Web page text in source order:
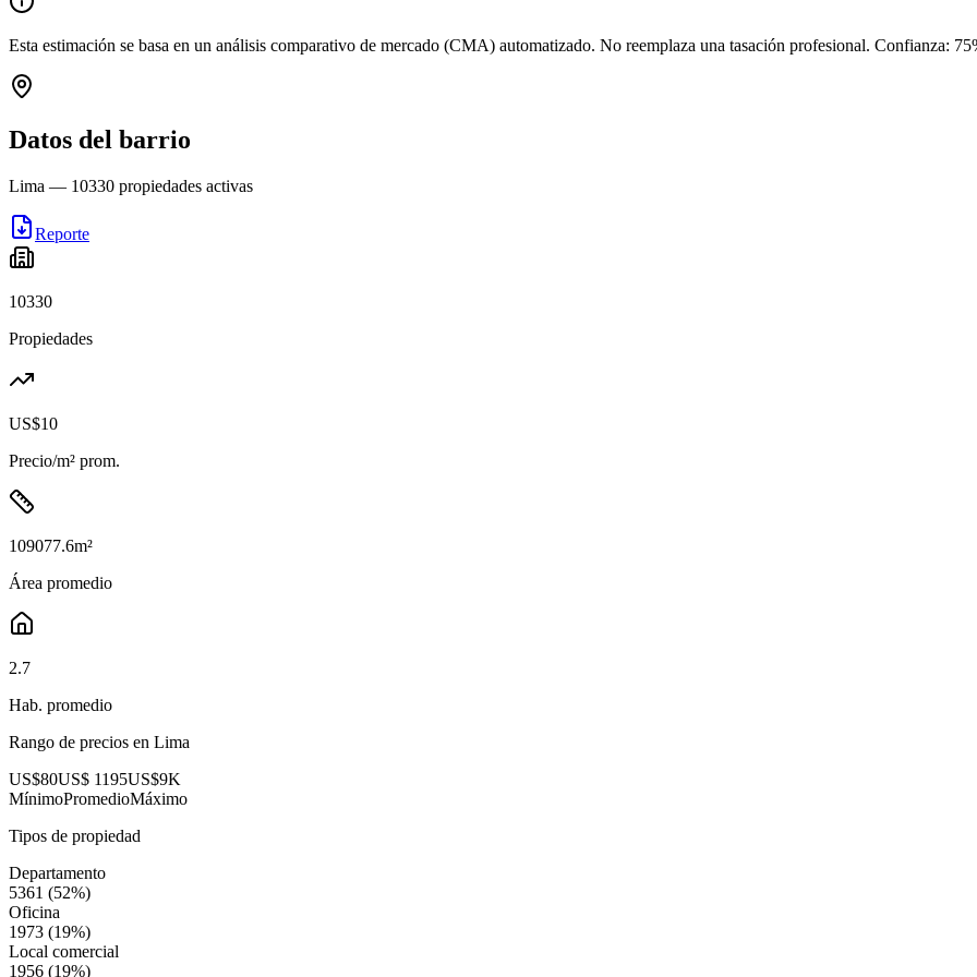
Esta estimación se basa en un análisis comparativo de mercado (CMA) automatizado. No reemplaza una tasación profesional. Confianza: 75
Datos del barrio
Lima — 10330 propiedades activas
Reporte
10330
Propiedades
US$10
Precio/m² prom.
109077.6m²
Área promedio
2.7
Hab. promedio
Rango de precios en Lima
US$80US$ 1195US$9K
MínimoPromedioMáximo
Tipos de propiedad
Departamento
5361 (52%)
Oficina
1973 (19%)
Local comercial
1956 (19%)